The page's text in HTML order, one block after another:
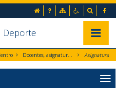
(alt + s)
inicio Preguntas frecuentes
Mapa web
Deporte
Docentes, asignaturas y Departamentos Asignaturas